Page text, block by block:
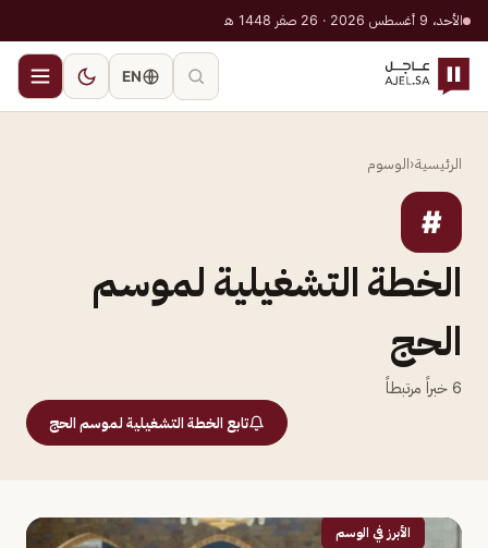
الأحد، 9 أغسطس 2026 · 26 صفر 1448 هـ
EN
الرئيسية‹الوسوم
#
الخطة التشغيلية لموسم
الحج
6 خبراً مرتبطاً
تابع الخطة التشغيلية لموسم الحج
الأبرز في الوسم